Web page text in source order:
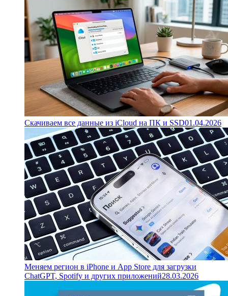
Скачиваем все данные из iCloud на ПК и SSD01.04.2026
Меняем регион в iPhone и App Store для загрузки
ChatGPT, Spotify и других приложений28.03.2026